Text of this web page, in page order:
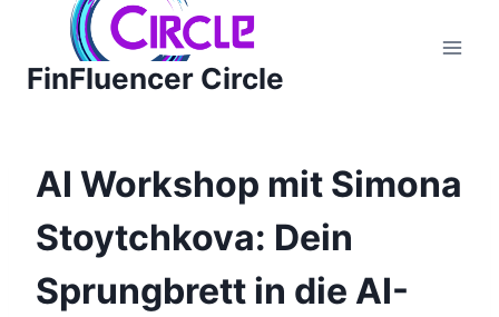
springen
FinFluencer Circle
AI Workshop mit Simona
Stoytchkova: Dein
Sprungbrett in die AI-